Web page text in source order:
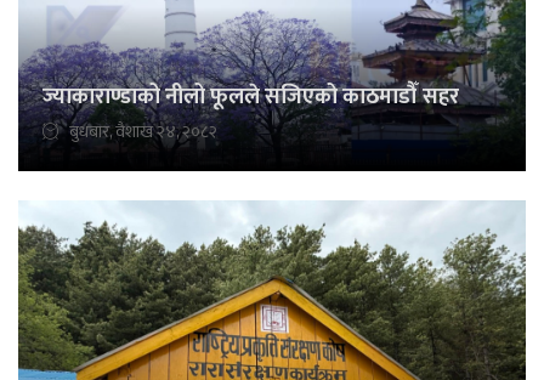
ज्याकाराण्डाको नीलो फूलले सजिएको काठमाडौँ सहर
बुधबार, वैशाख २४, २०८२